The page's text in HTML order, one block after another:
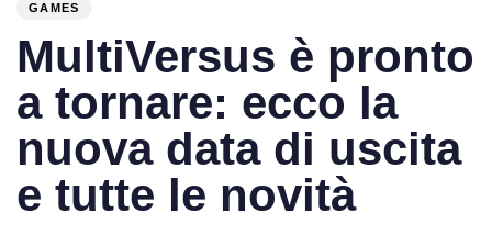
GAMES
MultiVersus è pronto
a tornare: ecco la
nuova data di uscita
e tutte le novità